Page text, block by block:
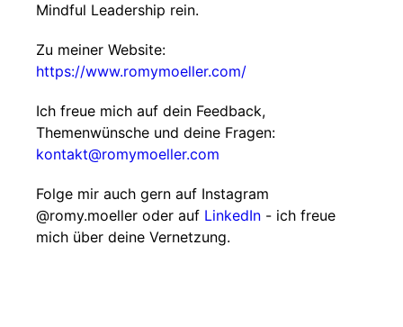
Mindful Leadership rein.
Zu meiner Website:
https://www.romymoeller.com/
Ich freue mich auf dein Feedback,
Themenwünsche und deine Fragen:
kontakt@romymoeller.com
Folge mir auch gern auf Instagram
@romy.moeller oder auf LinkedIn - ich freue
mich über deine Vernetzung.